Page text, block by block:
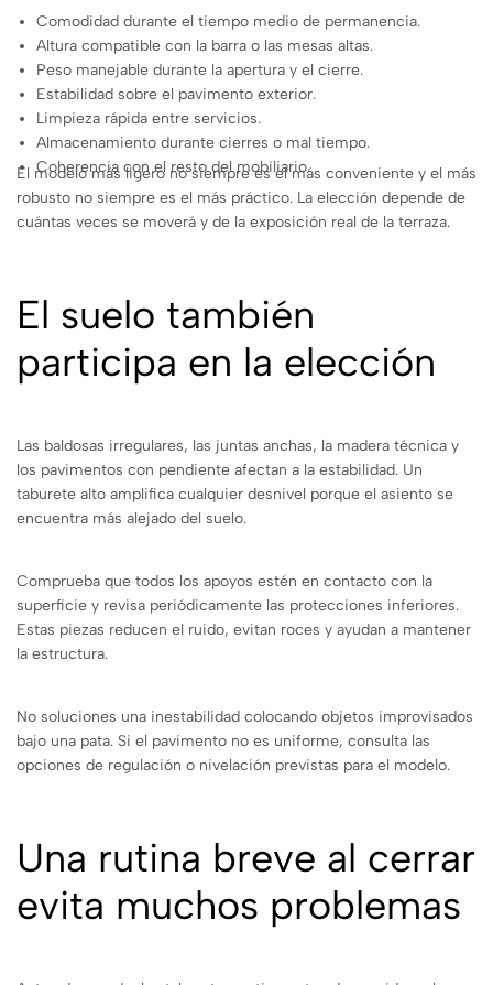
Comodidad durante el tiempo medio de permanencia.
Altura compatible con la barra o las mesas altas.
Peso manejable durante la apertura y el cierre.
Estabilidad sobre el pavimento exterior.
Limpieza rápida entre servicios.
Almacenamiento durante cierres o mal tiempo.
Coherencia con el resto del mobiliario.
El modelo más ligero no siempre es el más conveniente y el más
robusto no siempre es el más práctico. La elección depende de
cuántas veces se moverá y de la exposición real de la terraza.
El suelo también
participa en la elección
Las baldosas irregulares, las juntas anchas, la madera técnica y
los pavimentos con pendiente afectan a la estabilidad. Un
taburete alto amplifica cualquier desnivel porque el asiento se
encuentra más alejado del suelo.
Comprueba que todos los apoyos estén en contacto con la
superficie y revisa periódicamente las protecciones inferiores.
Estas piezas reducen el ruido, evitan roces y ayudan a mantener
la estructura.
No soluciones una inestabilidad colocando objetos improvisados
bajo una pata. Si el pavimento no es uniforme, consulta las
opciones de regulación o nivelación previstas para el modelo.
Una rutina breve al cerrar
evita muchos problemas